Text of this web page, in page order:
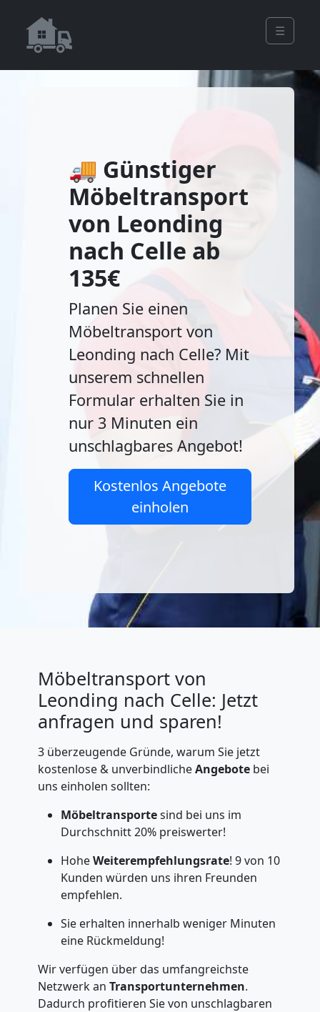
☰
🚚 Günstiger
Möbeltransport
von Leonding
nach Celle ab
135€
Planen Sie einen
Möbeltransport von
Leonding nach Celle? Mit
unserem schnellen
Formular erhalten Sie in
nur 3 Minuten ein
unschlagbares Angebot!
Kostenlos Angebote
einholen
Möbeltransport von
Leonding nach Celle: Jetzt
anfragen und sparen!
3 überzeugende Gründe, warum Sie jetzt
kostenlose & unverbindlicheAngebote bei
uns einholen sollten:
Möbeltransportesind bei uns im
Durchschnitt 20% preiswerter!
HoheWeiterempfehlungsrate! 9 von 10
Kunden würden uns ihren Freunden
empfehlen.
Sie erhalten innerhalb weniger Minuten
eine Rückmeldung!
Wir verfügen über das umfangreichste
Netzwerk an Transportunternehmen.
Dadurch profitieren Sie von unschlagbaren